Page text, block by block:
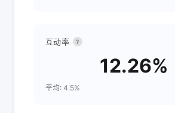
互动率 ?
12.26%
平均: 4.5%